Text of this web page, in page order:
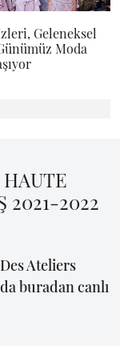
Geleneksel
Moda
2021-2022
Ateliers
buradan canlı